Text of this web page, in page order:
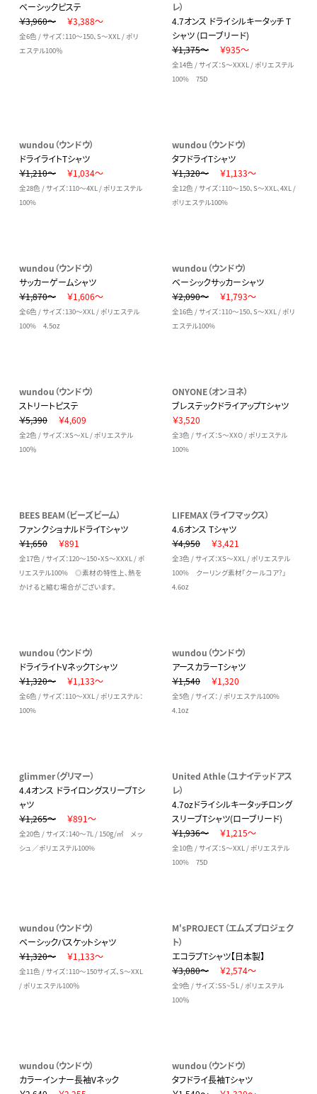
ベーシックピステ
￥3,960～
￥3,388～
全6色 / サイズ：110～150、S～XXL / ポリ
エステル100％
レ）
4.7オンス ドライシルキータッチ T
シャツ (ローブリード)
￥1,375～
￥935～
全14色 / サイズ：S～XXXL / ポリエステル
100% 75D
wundou（ウンドウ）
ドライライトTシャツ
￥1,210～
￥1,034～
全28色 / サイズ：110～4XL / ポリエステル
100%
wundou（ウンドウ）
タフドライTシャツ
￥1,320～
￥1,133～
全12色 / サイズ：110～150、S～XXL、4XL /
ポリエステル100%
wundou（ウンドウ）
サッカーゲームシャツ
￥1,870～
￥1,606～
全6色 / サイズ：130～XXL / ポリエステル
100% 4.5oz
wundou（ウンドウ）
ベーシックサッカーシャツ
￥2,090～
￥1,793～
全16色 / サイズ：110～150、S～XXL / ポリ
エステル100%
wundou（ウンドウ）
ストリートピステ
￥5,390
￥4,609
全2色 / サイズ：XS～XL / ポリエステル
100％
ONYONE（オンヨネ）
ブレステックドライアップTシャツ
￥3,520
全3色 / サイズ：S～XXO / ポリエステル
100%
BEES BEAM（ビーズビーム）
ファンクショナルドライTシャツ
￥1,650
￥891
全17色 / サイズ：120～150・XS～XXXL / ポ
リエステル100% ◎素材の特性上、熱を
かけると縮む場合がございます。
LIFEMAX（ライフマックス）
4.6オンス Tシャツ
￥4,950
￥3,421
全3色 / サイズ：XS～XXL / ポリエステル
100% クーリング素材「クールコア?」
4.6oz
wundou（ウンドウ）
ドライライトVネックTシャツ
￥1,320～
￥1,133～
全6色 / サイズ：110～XXL / ポリエステル：
100%
wundou（ウンドウ）
アースカラーTシャツ
￥1,540
￥1,320
全5色 / サイズ： / ポリエステル100%
4.1oz
glimmer（グリマー）
4.4オンス ドライロングスリーブTシ
ャツ
￥1,265～
￥891～
全20色 / サイズ：140～7L / 150g/㎡ メッ
シュ／ポリエステル100%
United Athle（ユナイテッドアス
レ）
4.7ozドライシルキータッチロング
スリーブTシャツ(ローブリード)
￥1,936～
￥1,215～
全10色 / サイズ：S～XXL / ポリエステル
100% 75D
wundou（ウンドウ）
ベーシックバスケットシャツ
￥1,320～
￥1,133～
全11色 / サイズ：110～150サイズ、S～XXL
/ ポリエステル100％
M'sPROJECT（エムズプロジェク
ト）
エコラブTシャツ【日本製】
￥3,080～
￥2,574～
全9色 / サイズ：SS~５L / ポリエステル
100％
wundou（ウンドウ）
カラーインナー長袖Vネック
wundou（ウンドウ）
タフドライ長袖Tシャツ